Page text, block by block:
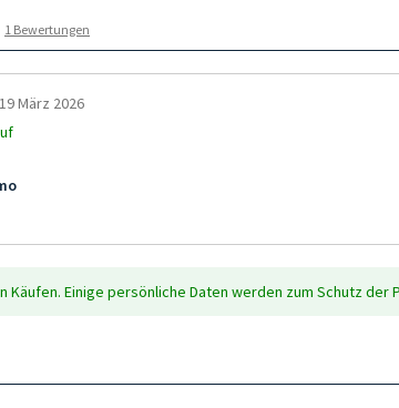
1 Bewertungen
März 2026
Einige persönliche Daten werden zum Schutz der